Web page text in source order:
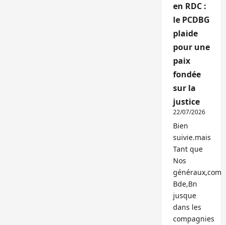
en RDC :
le PCDBG
plaide
pour une
paix
fondée
sur la
justice
22/07/2026
Bien
suivie.mais
Tant que
Nos
généraux,com
Bde,Bn
jusque
dans les
compagnies